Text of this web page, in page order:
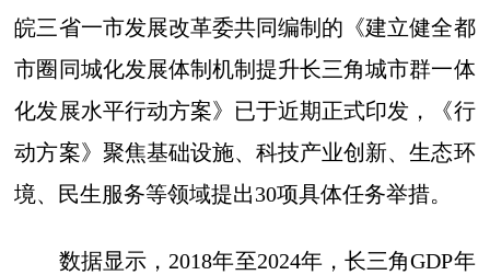
皖三省一市发展改革委共同编制的《建立健全都
市圈同城化发展体制机制提升长三角城市群一体
化发展水平行动方案》已于近期正式印发，《行
动方案》聚焦基础设施、科技产业创新、生态环
境、民生服务等领域提出30项具体任务举措。
数据显示，2018年至2024年，长三角GDP年